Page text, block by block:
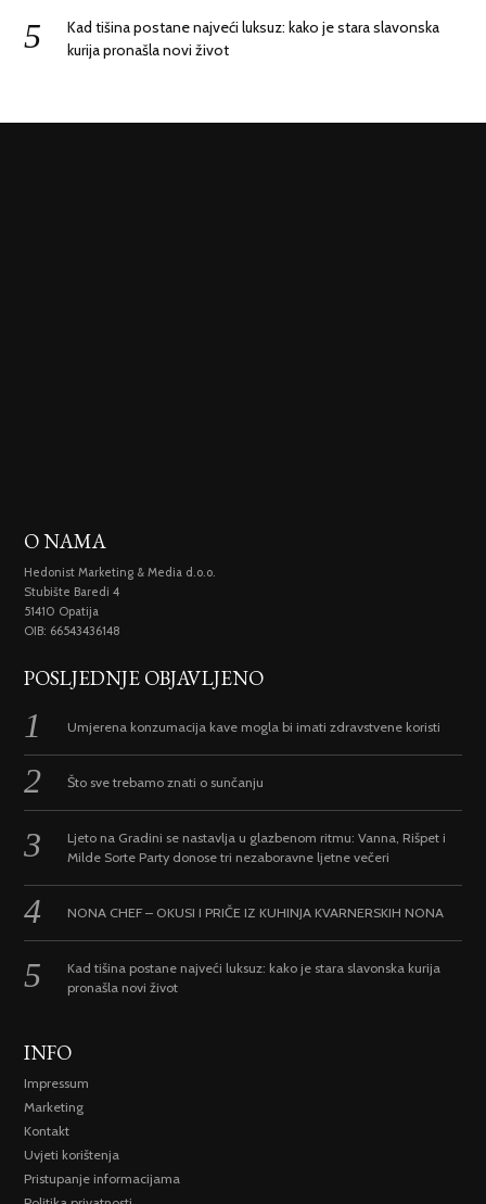
Kad tišina postane najveći luksuz: kako je stara slavonska
kurija pronašla novi život
O NAMA
Hedonist Marketing & Media d.o.o.
Stubište Baredi 4
51410 Opatija
OIB: 66543436148
POSLJEDNJE OBJAVLJENO
Umjerena konzumacija kave mogla bi imati zdravstvene koristi
Što sve trebamo znati o sunčanju
Ljeto na Gradini se nastavlja u glazbenom ritmu: Vanna, Rišpet i
Milde Sorte Party donose tri nezaboravne ljetne večeri
NONA CHEF – OKUSI I PRIČE IZ KUHINJA KVARNERSKIH NONA
Kad tišina postane najveći luksuz: kako je stara slavonska kurija
pronašla novi život
INFO
Impressum
Marketing
Kontakt
Uvjeti korištenja
Pristupanje informacijama